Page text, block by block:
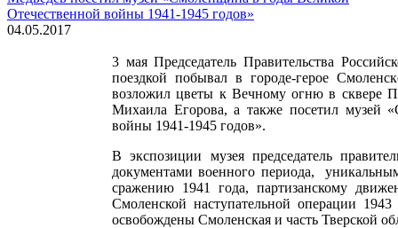
Отечественной войны 1941-1945 годов»
04.05.2017
3 мая Председатель Правительства
поездкой побывал в городе-герое
возложил цветы к Вечному огню в сквере
Михаила Егорова, а также посетил музей
войны 1941-1945 годов».
В экспозиции музея председатель
документами военного периода,
сражению 1941 года, партизанскому
Смоленской наступательной операции
освобождены Смоленская и часть Тверской